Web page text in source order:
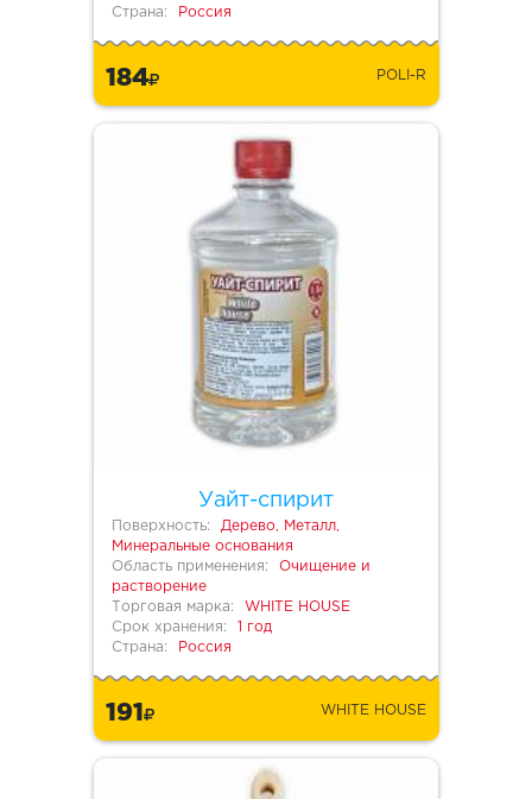
Страна: Россия
184 POLI-R
Уайт-спирит
Поверхность:
Дерево, Металл,
Минеральные основания
Область применения:
Очищение и
растворение
Торговая марка:
WHITE HOUSE
Срок хранения:
1 год
Страна:
Россия
191 WHITE HOUSE